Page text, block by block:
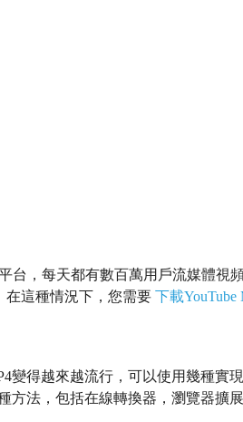
台，每天都有數百萬用戶流媒體視
在這種情況下，您需要 下載YouTube
變得越來越流行，可以使用幾種實
方法，包括在線轉換器，瀏覽器擴